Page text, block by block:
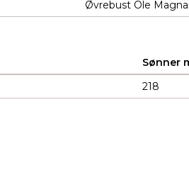
Øvrebust Ole
Sønner
218